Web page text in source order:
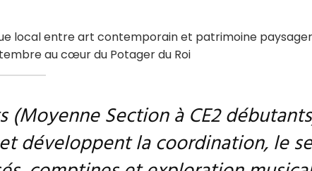
local entre art contemporain et patrimoine
au cœur du Potager du Roi
Section à CE2
développent la coordination, le